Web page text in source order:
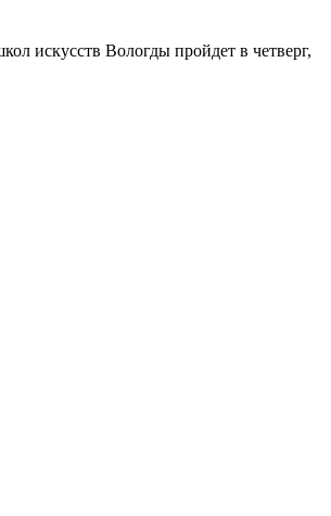
искусств Вологды пройдет в четверг,